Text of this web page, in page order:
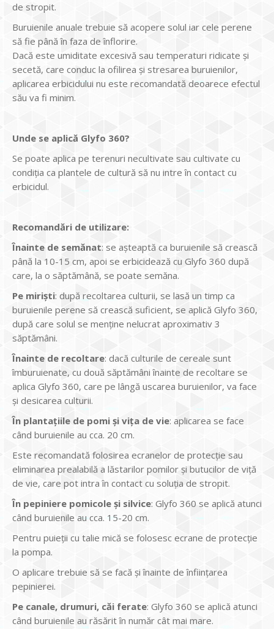
de stropit.
Buruienile anuale trebuie să acopere solul iar cele perene
să fie până în faza de înflorire.
Dacă este umiditate excesivă sau temperaturi ridicate și
secetă, care conduc la ofilirea și stresarea buruienilor,
aplicarea erbicidului nu este recomandată deoarece efectul
său va fi minim.
Unde se aplică Glyfo 360?
Se poate aplica pe terenuri necultivate sau cultivate cu
condiția ca plantele de cultură să nu intre în contact cu
erbicidul.
Recomandări de utilizare:
Înainte de semănat: se așteaptă ca buruienile să crească
până la 10-15 cm, apoi se erbicidează cu Glyfo 360 după
care, la o săptămână, se poate semăna.
Pe miriști: după recoltarea culturii, se lasă un timp ca
buruienile perene să crească suficient, se aplică Glyfo 360,
după care solul se menține nelucrat aproximativ 3
săptămâni.
Înainte de recoltare: dacă culturile de cereale sunt
îmburuienate, cu două săptămâni înainte de recoltare se
aplica Glyfo 360, care pe lângă uscarea buruienilor, va face
și desicarea culturii.
În plantațiile de pomi și vița de vie: aplicarea se face
când buruienile au cca. 20 cm.
Este recomandată folosirea ecranelor de protecție sau
eliminarea prealabilă a lăstarilor pomilor și butucilor de viță
de vie, care pot intra în contact cu soluția de stropit.
În pepiniere pomicole și silvice: Glyfo 360 se aplică atunci
când buruienile au cca. 15-20 cm.
Pentru puieții cu talie mică se folosesc ecrane de protecție
la pompa.
O aplicare trebuie să se facă și înainte de înființarea
pepinierei.
Pe canale, drumuri, căi ferate: Glyfo 360 se aplică atunci
când buruienile au răsărit în număr cât mai mare.